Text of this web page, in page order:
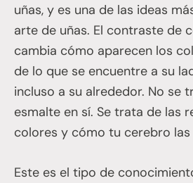
uñas, y es una de las ideas
arte de uñas. El contraste de
cambia cómo aparecen los
de lo que se encuentre a su
incluso a su alrededor. No se
esmalte en sí. Se trata de las
colores y cómo tu cerebro
Este es el tipo de